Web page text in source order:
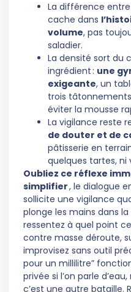
La différence
cache dans
volume, pas
saladier.
La densité sort du
ingrédient : une
exigeante, un
trois
éviter la mousse
La vigilance reste
de douter et de
pâtisserie en
quelques tartes, ni
Oubliez ce réflexe
simplifier, le dialogue
sollicite une vigilance
plonge les mains dans
ressentez à quel point
contre masse déroute,
improvisez sans outil
pour un millilitre”
privée si l’on parle
c’est une autre bataille.